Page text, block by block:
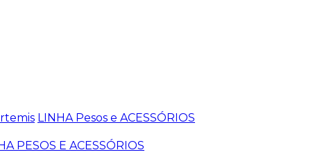
LINHA Pesos e ACESSÓRIOS
PESOS E ACESSÓRIOS